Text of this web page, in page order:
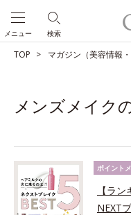
検索
メニュー
TOP マガジン（美容情報・
メンズメイク
ポイント
【ラ
NEXT